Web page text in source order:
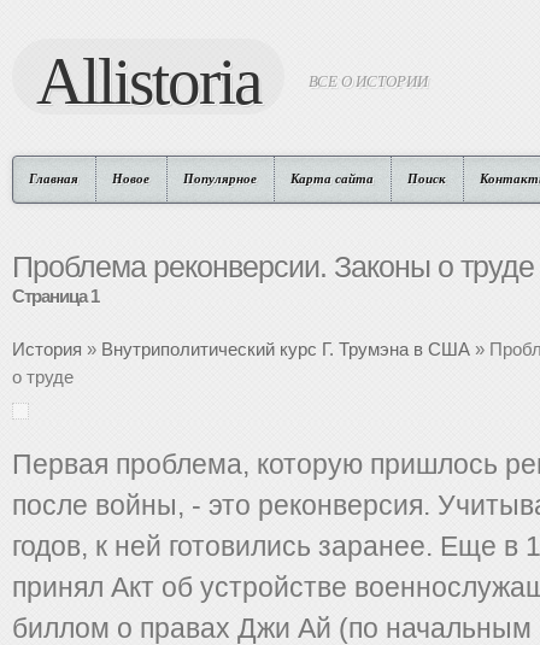
Allistoria ВСЕ О ИСТОРИИ
Главная Новое Популярное Карта сайта Поиск
Проблема реконверсии. Законы о труде
Страница 1
История » Внутриполитический курс Г. Трумэна в США »
о труде
Первая проблема, которую пришлось
после войны, - это реконверсия.
годов, к ней готовились заранее. Еще в
принял Акт об устройстве
биллом о правах Джи Ай (по начальным